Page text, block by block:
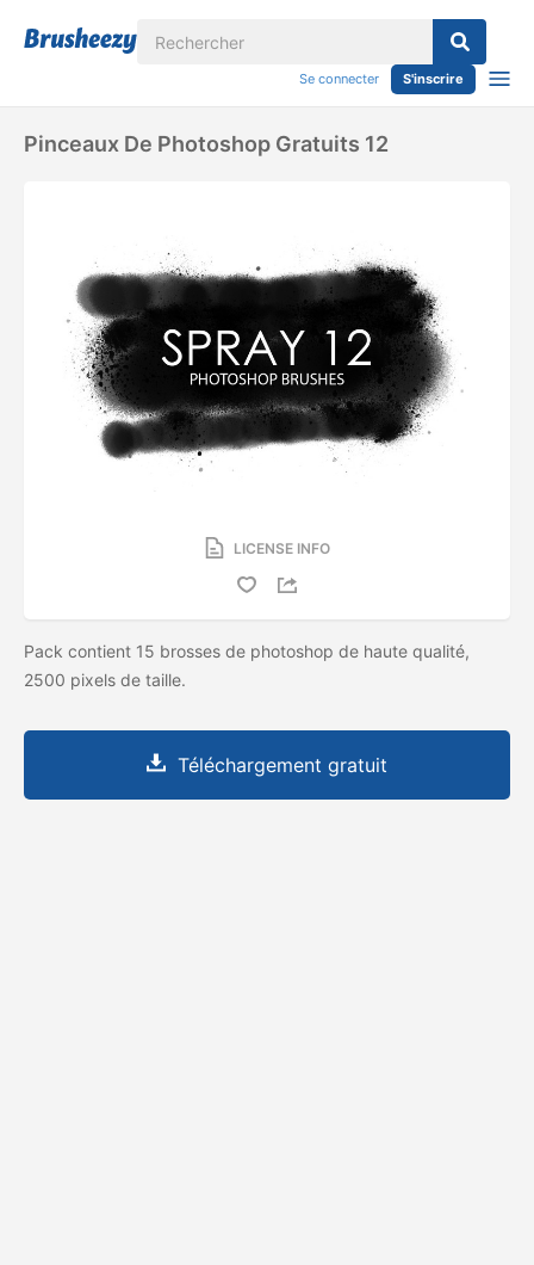
Se connecter S'inscrire
Pinceaux De Photoshop Gratuits 12
LICENSE INFO
Pack contient 15 brosses de photoshop de haute qualité,
2500 pixels de taille.
Téléchargement gratuit